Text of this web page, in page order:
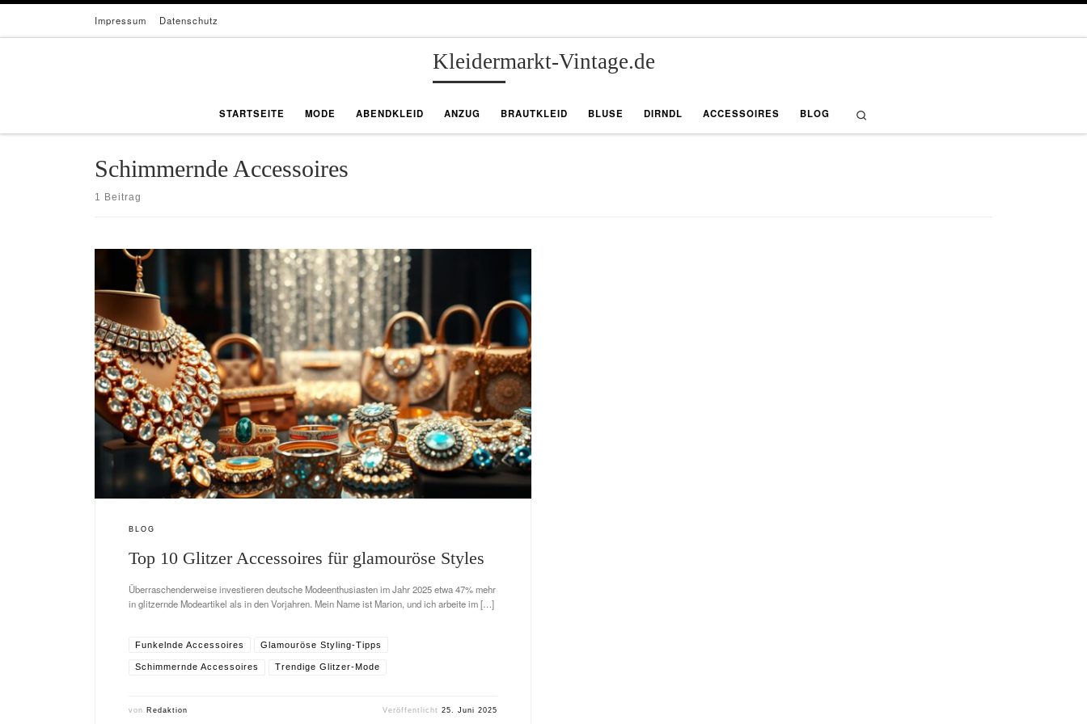
Zum Inhalt springenImpressum Datenschutz
Kleidermarkt-Vintage.de
STARTSEITE MODE ABENDKLEID ANZUG BRAUTKLEID BLUSE DIRNDL ACCESSOIRES BLOG
Schimmernde Accessoires
1 Beitrag
BLOG
Top 10 Glitzer Accessoires für glamouröse Styles
Überraschenderweise investieren deutsche Modeen­thusiasten im Jahr 2025 etwa 47% mehr
in glitzernde Modeartikel als in den Vorjahren. Mein Name ist Marion, und ich arbeite im […]
Funkelnde Accessoires Glamouröse Styling-Tipps
Schimmernde Accessoires Trendige Glitzer-Mode
von Redaktion Veröffentlicht 25. Juni 2025